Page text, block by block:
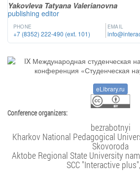
Yakovleva Tatyana Valerianovna
publishing editor
PHONE
+7 (8352) 222-490 (ext. 101)
EMAIL
eLibrary.ru
Conference organizers:
bezrabotnyi
Kharkov National Pedagogical
Skovoroda
Aktobe Regional State University
SCC "Interactive